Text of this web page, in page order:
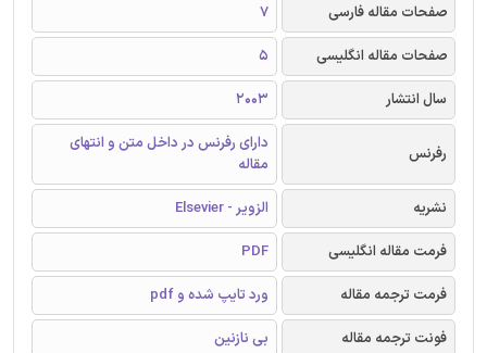
صفحات مقاله فارسی
7
صفحات مقاله انگلیسی
5
سال انتشار
2003
رفرنس
دارای رفرنس در داخل متن و انتهای
مقاله
نشریه
الزویر - Elsevier
فرمت مقاله انگلیسی
PDF
فرمت ترجمه مقاله
ورد تایپ شده و pdf
فونت ترجمه مقاله
بی نازنین